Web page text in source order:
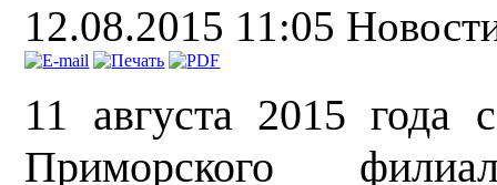
12.08.2015 11:05
11 августа 2015 года
Приморского